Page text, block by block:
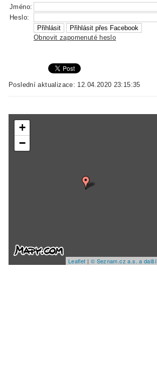
Jméno:
Heslo:
Obnovit zapomenuté heslo
Poslední aktualizace: 12.04.2020 23:15:35
+
−
Leaflet | © Seznam.cz a.s. a další